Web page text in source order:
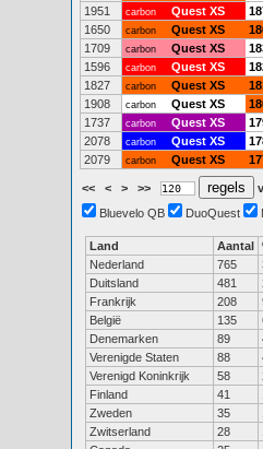
1951
carbon Quest XS
1650
carbon Quest XS
1709
carbon Quest XS
1596
carbon Quest XS
1827
carbon Quest XS
1908
carbon Quest XS
1737
carbon Quest XS
2078
carbon Quest XS
2079
carbon Quest XS
<< < > >>
Bluevelo QB
DuoQuest
Land Aantal
Nederland
765
Duitsland
481
Frankrijk
208
België
135
Denemarken
89
Verenigde Staten
88
Verenigd Koninkrijk
58
Finland
41
Zweden
35
Zwitserland
28